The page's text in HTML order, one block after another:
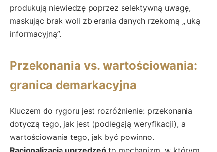
produkują niewiedzę poprzez selektywną uwagę,
maskując brak woli zbierania danych rzekomą „luką
informacyjną”.
Przekonania vs. wartościowania:
granica demarkacyjna
Kluczem do rygoru jest rozróżnienie: przekonania
dotyczą tego, jak jest (podlegają weryfikacji), a
wartościowania tego, jak być powinno.
Racjonalizacja uprzedzeń to mechanizm, w którym